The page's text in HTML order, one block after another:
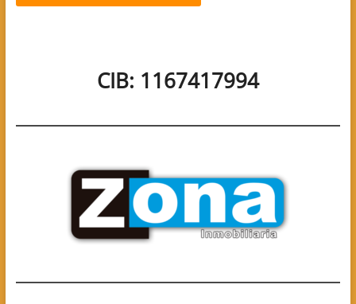
CIB: 1167417994